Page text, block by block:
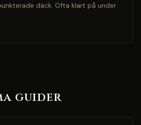
däck. Ofta klart på under
guider